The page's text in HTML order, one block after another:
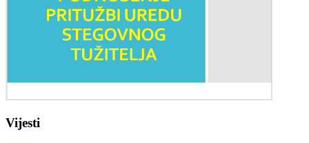
Vijesti